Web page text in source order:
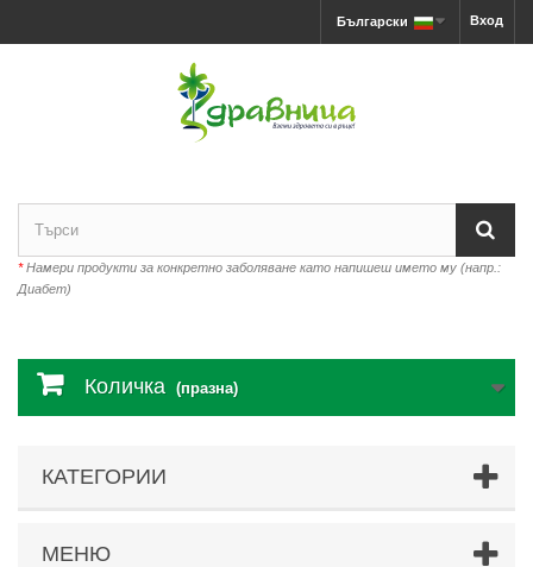
Вход
Български
*Намери продукти за конкретно заболяване като напишеш името му (напр.:
Диабет)
Количка (празна)
КАТЕГОРИИ
МЕНЮ